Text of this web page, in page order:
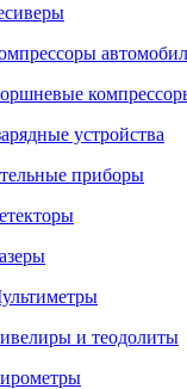
устройства
приборы
и теодолиты